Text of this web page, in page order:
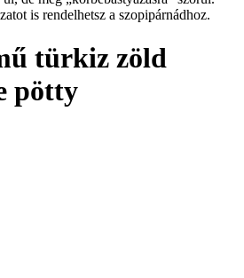
is rendelhetsz a szopipárnádhoz.
türkiz zöld
pötty